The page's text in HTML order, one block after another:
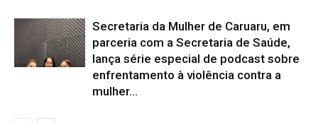
Secretaria da Mulher de Caruaru, em
parceria com a Secretaria de Saúde,
lança série especial de podcast sobre
enfrentamento à violência contra a
mulher...